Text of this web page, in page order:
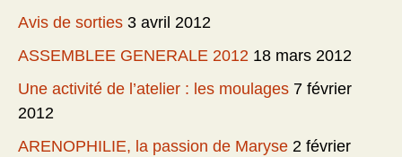
Avis de sorties 3 avril 2012
ASSEMBLEE GENERALE 2012 18 mars 2012
Une activité de l’atelier : les moulages 7 février
2012
ARENOPHILIE, la passion de Maryse 2 février